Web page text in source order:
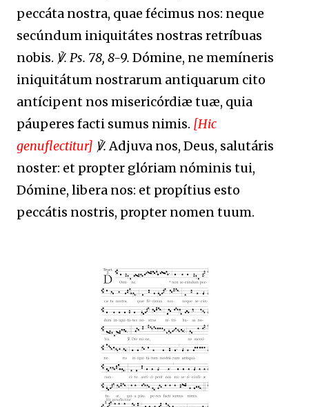
peccáta nostra, quae fécimus nos: neque
secúndum iniquitátes nostras retríbuas
nobis. ℣. Ps. 78, 8-9. Dómine, ne memíneris
iniquitátum nostrarum antiquarum cito
antícipent nos misericórdiæ tuæ, quia
páuperes facti sumus nimis. [Hic
genuflectitur] ℣.Adjuva nos, Deus, salutáris
noster: et propter glóriam nóminis tui,
Dómine, libera nos: et propítius esto
peccátis nostris, propter nomen tuum.